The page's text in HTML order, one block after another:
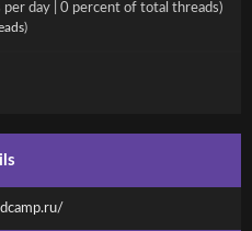
per day | 0 percent of total threads)
)